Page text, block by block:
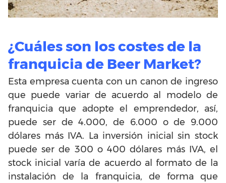
¿Cuáles son los costes de la
franquicia de Beer Market?
Esta empresa cuenta con un canon de ingreso
que puede variar de acuerdo al modelo de
franquicia que adopte el emprendedor, así,
puede ser de 4.000, de 6.000 o de 9.000
dólares más IVA. La inversión inicial sin stock
puede ser de 300 o 400 dólares más IVA, el
stock inicial varía de acuerdo al formato de la
instalación de la franquicia, de forma que